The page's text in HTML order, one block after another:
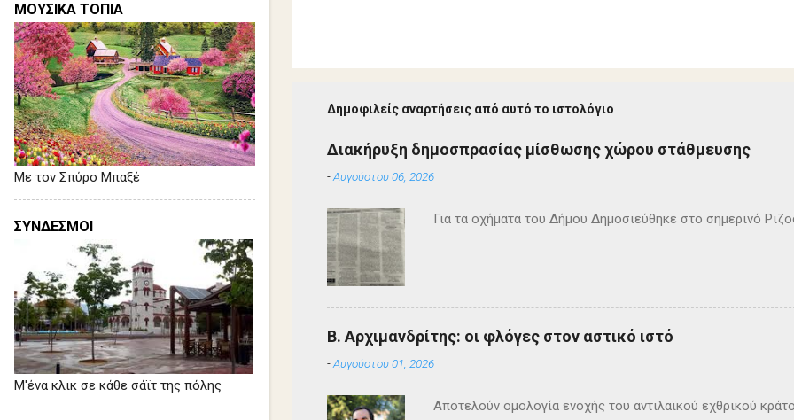
Δημοφιλείς αναρτήσεις από αυτό το ιστολόγιο
Διακήρυξη δημοσπρασίας μίσθωσης χώρου στάθμευσης
-Αυγούστου 06, 2026
Για τα οχήματα του Δήμου Δημοσιεύθηκε στο σημερινό
Β. Αρχιμανδρίτης: οι φλόγες στον αστικό ιστό
-Αυγούστου 01, 2026
Αποτελούν ομολογία ενοχής του αντιλαϊκού εχθρικού
ΜΟΥΣΙΚΑ ΤΟΠΙΑ
Με τον Σπύρο Μπαξέ
ΣΥΝΔΕΣΜΟΙ
Μ'ένα κλικ σε κάθε σάϊτ της πόλης